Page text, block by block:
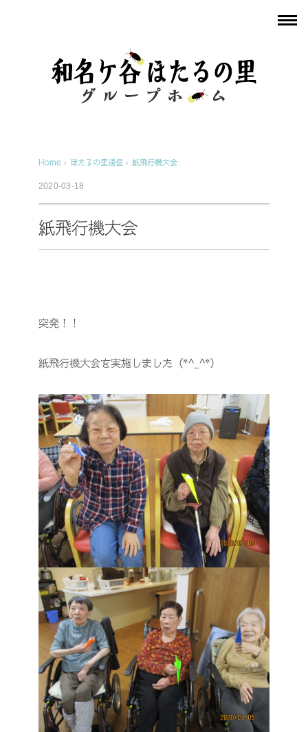
Home › ほたるの里通信 › 紙飛行機大会
2020-03-18
紙飛行機大会
突発！！
紙飛行機大会を実施しました（*^_^*）